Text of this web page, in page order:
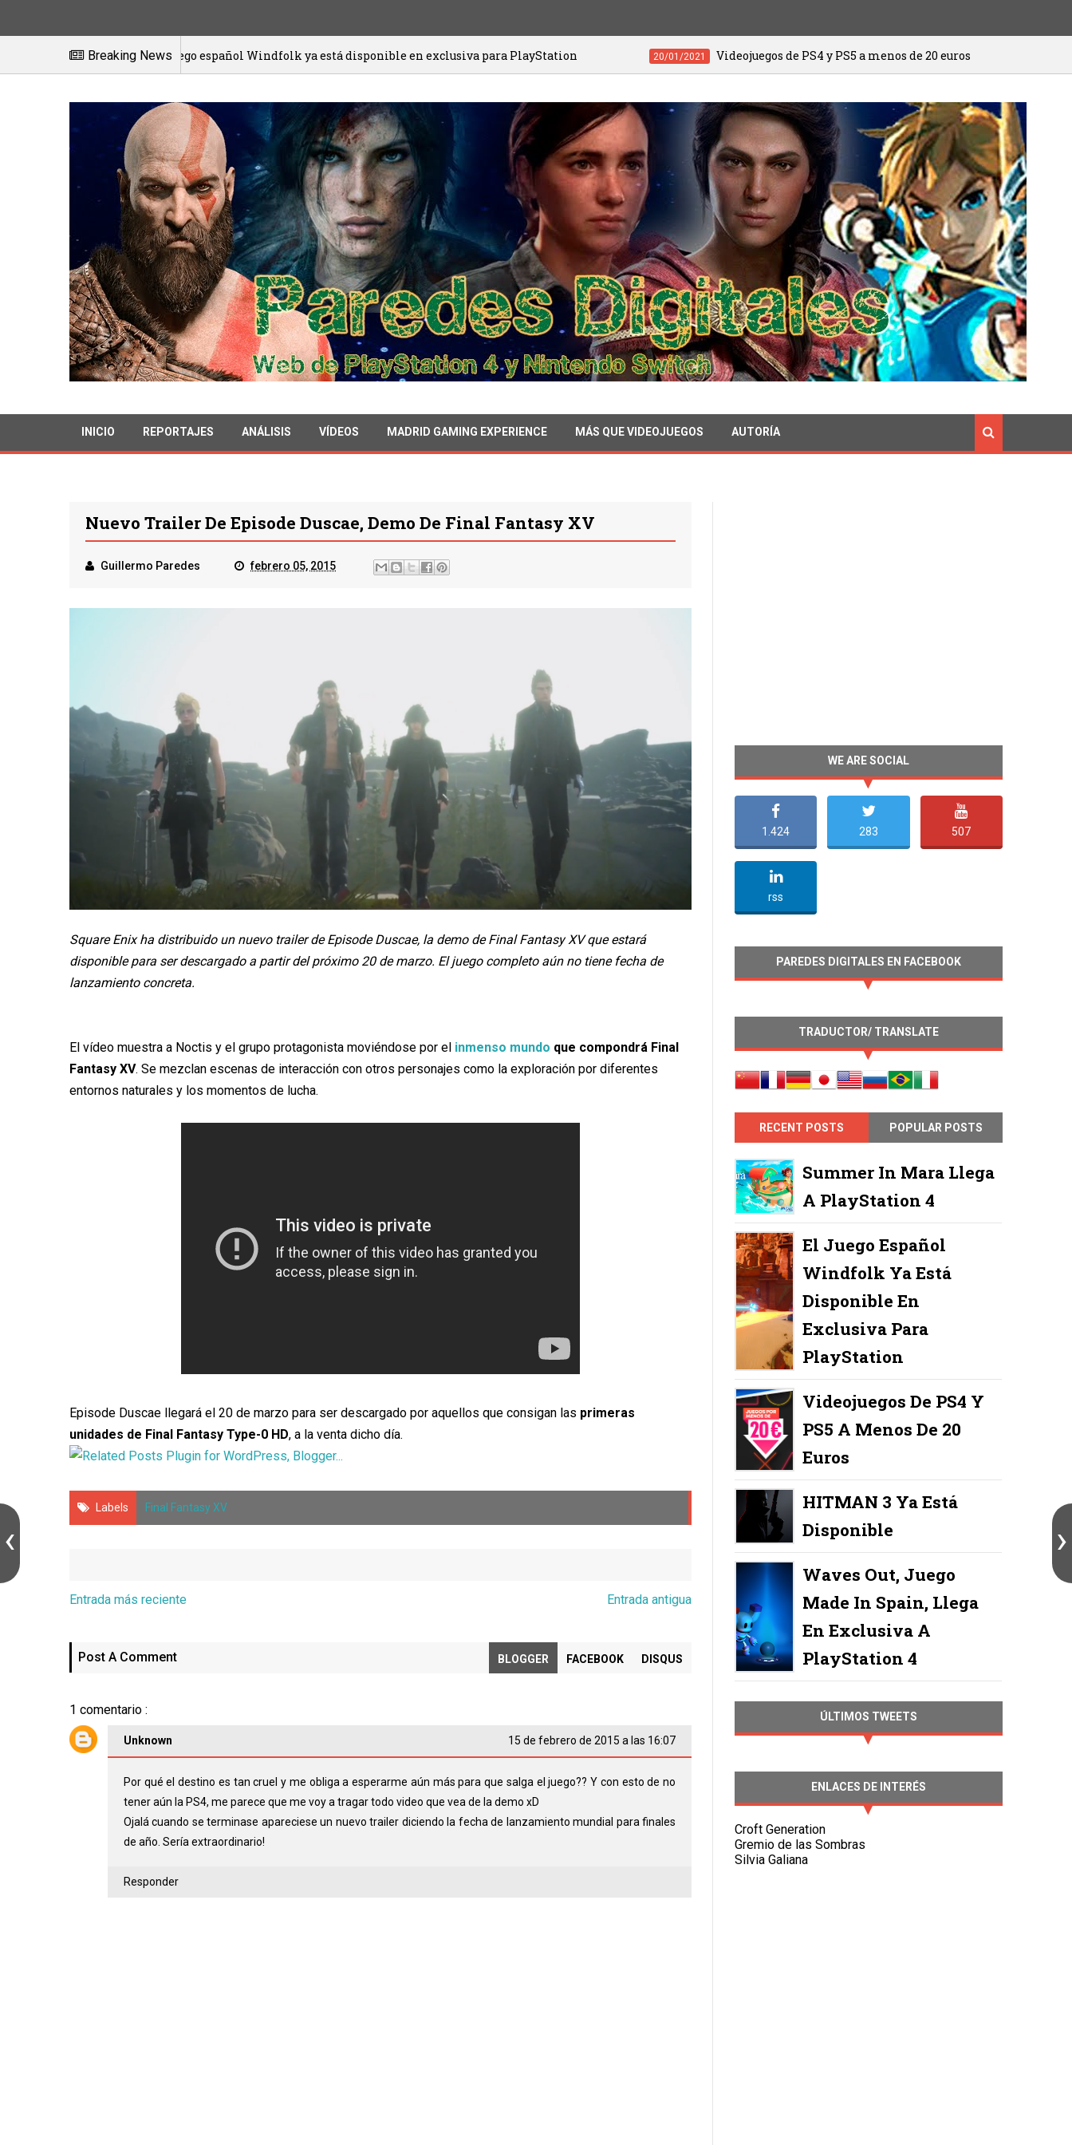
Breaking News
El juego español Windfolk ya está disponible en exclusiva para PlayStation 20/01/2021 Videojuegos de PS4 y PS5 a menos de 20 euros 20/01/2021
INICIO REPORTAJES ANÁLISIS VÍDEOS MADRID GAMING EXPERIENCE MÁS QUE VIDEOJUEGOS AUTORÍA
Nuevo Trailer De Episode Duscae, Demo De Final Fantasy XV
Guillermo Paredes febrero 05, 2015
Square Enix ha distribuido un nuevo trailer de Episode Duscae, la demo de Final Fantasy XV que estará
disponible para ser descargado a partir del próximo 20 de marzo. El juego completo aún no tiene fecha de
lanzamiento concreta.
El vídeo muestra a Noctis y el grupo protagonista moviéndose por el inmenso mundo que compondrá Final
Fantasy XV. Se mezclan escenas de interacción con otros personajes como la exploración por diferentes
entornos naturales y los momentos de lucha.
Episode Duscae llegará el 20 de marzo para ser descargado por aquellos que consigan las primeras
unidades de Final Fantasy Type-0 HD, a la venta dicho día.
Labels Final Fantasy XV
Entrada más reciente Entrada antigua
Post A Comment BLOGGER FACEBOOK DISQUS
1 comentario :
Unknown 15 de febrero de 2015 a las 16:07
Por qué el destino es tan cruel y me obliga a esperarme aún más para que salga el juego?? Y con esto de no
tener aún la PS4, me parece que me voy a tragar todo video que vea de la demo xD
Ojalá cuando se terminase apareciese un nuevo trailer diciendo la fecha de lanzamiento mundial para finales
de año. Sería extraordinario!
Responder
WE ARE SOCIAL
1.424 283 507
rss
PAREDES DIGITALES EN FACEBOOK
TRADUCTOR/ TRANSLATE
RECENT POSTS POPULAR POSTS
Summer In Mara Llega
A PlayStation 4
El Juego Español
Windfolk Ya Está
Disponible En
Exclusiva Para
PlayStation
Videojuegos De PS4 Y
PS5 A Menos De 20
Euros
HITMAN 3 Ya Está
Disponible
Waves Out, Juego
Made In Spain, Llega
En Exclusiva A
PlayStation 4
ÚLTIMOS TWEETS
ENLACES DE INTERÉS
Croft Generation
Gremio de las Sombras
Silvia Galiana